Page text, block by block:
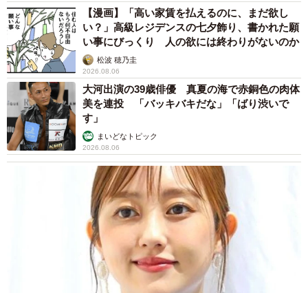
ら話します。
【漫画】「高い家賃を払えるのに、まだ欲し
い？」高級レジデンスの七夕飾り、書かれた願
い事にびっくり 人の欲には終わりがないのか
松波 穂乃圭
2026.08.06
大河出演の39歳俳優 真夏の海で赤銅色の肉体
美を連投 「バッキバキだな」「ばり渋いで
す」
まいどなトピック
2026.08.06